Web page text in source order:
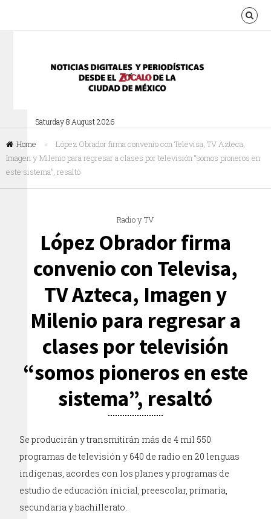
Saturday 8 August 2026
Home »
López Obrador firma convenio con Televisa, TV Azteca,
Imagen y Milenio para regresar a clases por televisión “somos pioneros en
este sistema”, resaltó
Radio y TV
López Obrador firma
convenio con Televisa,
TV Azteca, Imagen y
Milenio para regresar a
clases por televisión
“somos pioneros en este
sistema”, resaltó
Se producirán y transmitirán más de 4 mil 550
programas de televisión y 640 de radio en 20 lenguas
indígenas, acordes con los planes y programas de
estudio de educación inicial, preescolar, primaria,
secundaria y bachillerato.